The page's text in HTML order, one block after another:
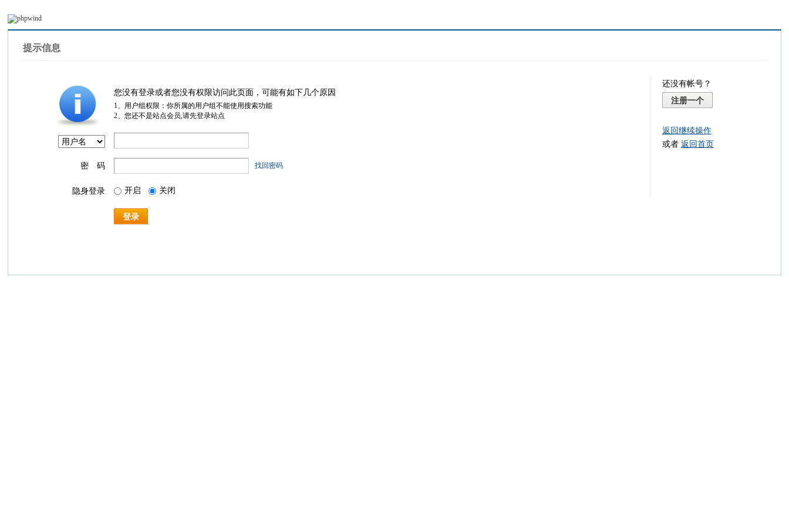
提示信息
您没有登录或者您没有权限访问此页面，可能有如下几个原因
1、用户组权限：你所属的用户组不能使用搜索功能
2、您还不是站点会员,请先登录站点
密 码 找回密码
隐身登录 开启 关闭
登录
还没有帐号？
注册一个
返回继续操作
或者 返回首页